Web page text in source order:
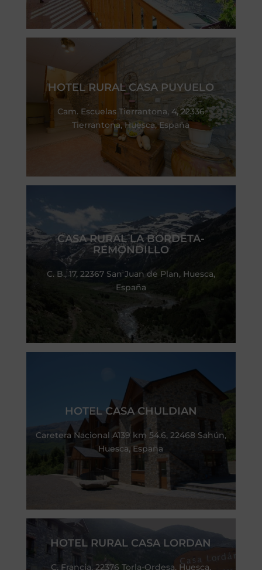
HOTEL RURAL CASA PUYUELO
Cam. Escuelas Tierrantona, 4, 22336
Tierrantona, Huesca, España
CASA RURAL LA BORDETA-
REMONDILLO
C. B., 17, 22367 San Juan de Plan, Huesca,
España
HOTEL CASA CHULDIAN
Caretera Nacional A139 km 54.6, 22468 Sahún,
Huesca, España
HOTEL RURAL CASA LORDAN
C. Francia, 22376 Torla-Ordesa, Huesca,